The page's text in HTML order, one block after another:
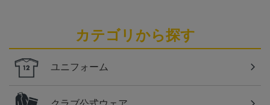
カテゴリから探す
ユニフォーム